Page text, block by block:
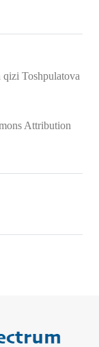
Toshpulatova
Attribution